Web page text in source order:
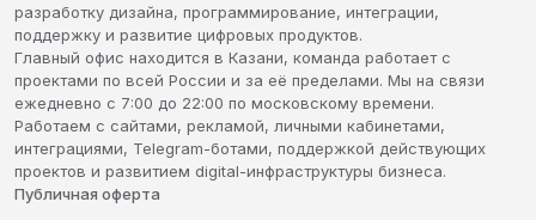
разработку дизайна, программирование, интеграции,
поддержку и развитие цифровых продуктов.
Главный офис находится в Казани, команда работает с
проектами по всей России и за её пределами. Мы на связи
ежедневно с 7:00 до 22:00 по московскому времени.
Работаем с сайтами, рекламой, личными кабинетами,
интеграциями, Telegram-ботами, поддержкой действующих
проектов и развитием digital-инфраструктуры бизнеса.
Публичная оферта